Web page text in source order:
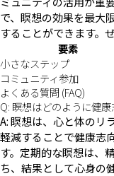
で、瞑想の効果を最大
することができます。
要素
小さなステップ
コミュニティ参加
よくある質問 (FAQ)
Q: 瞑想はどのように健
A: 瞑想は、心と体のリ
軽減することで健康志
す。定期的な瞑想は、
ち、結果として心身の